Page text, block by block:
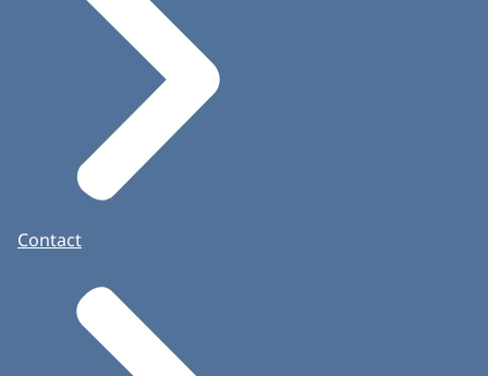
Contact